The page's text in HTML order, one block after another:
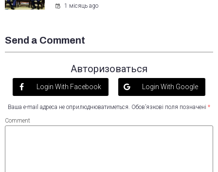
1 місяць ago
Send a Comment
Авторизоваться
Login With Facebook Login With Google
Ваша e-mail адреса не оприлюднюватиметься. Обов’язкові поля позначені *
Comment